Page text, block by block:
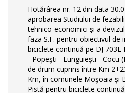
Hotărârea nr. 12 din data
aprobarea Studiului de
tehnico-economici și a
faza S.F. pentru obiectivul de
biciclete continuă pe DJ
- Popeşti - Lunguieşti - Cocu
de drum cuprins între Km
Km, în comunele Moşoaia şi
Pistă pentru biciclete